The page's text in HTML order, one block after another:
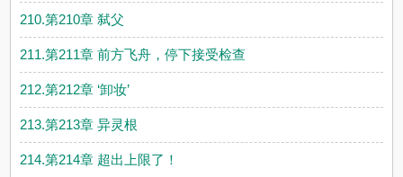
210.第210章 弑父
211.第211章 前方飞舟，停下接受检查
212.第212章 ‘卸妆’
213.第213章 异灵根
214.第214章 超出上限了！